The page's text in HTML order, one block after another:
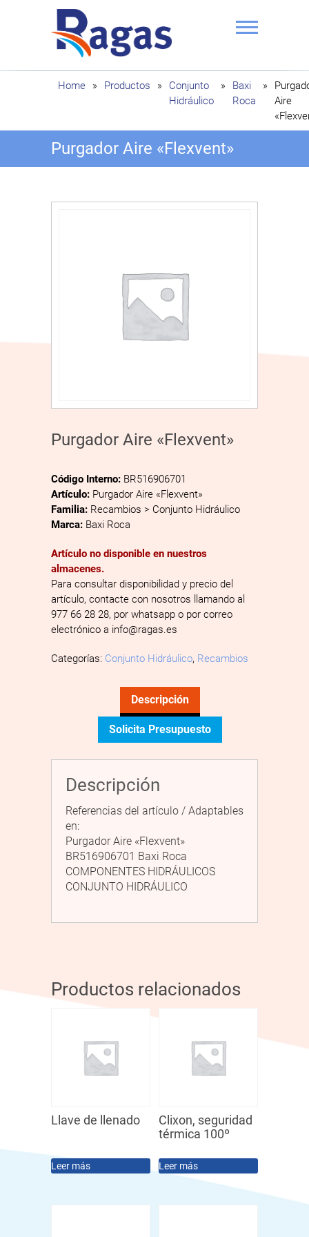
Ragas
Home » Productos »
Conjunto
Hidráulico
»
Baxi
Roca
»
Aire
Purgador Aire «Flexvent»
Purgador Aire «Flexvent»
Código Interno: BR516906701
Artículo: Purgador Aire «Flexvent»
Familia: Recambios > Conjunto Hidráulico
Marca: Baxi Roca
Artículo no disponible en nuestros
almacenes.
Para consultar disponibilidad y precio del
artículo, contacte con nosotros llamando al
977 66 28 28, por whatsapp o por correo
electrónico a info@ragas.es
Categorías: Conjunto Hidráulico, Recambios
Descripción
Solicita Presupuesto
Descripción
Referencias del artículo / Adaptables
en:
Purgador Aire «Flexvent»
BR516906701 Baxi Roca
COMPONENTES HIDRÁULICOS
CONJUNTO HIDRÁULICO
Productos relacionados
Llave de llenado
Leer más
Clixon, seguridad
térmica 100º
Leer más